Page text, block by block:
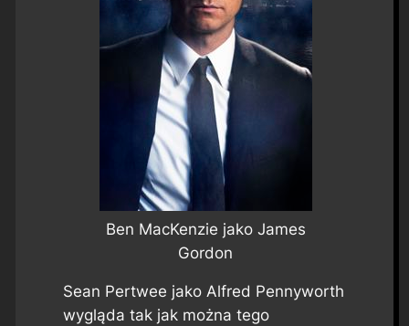
Ben MacKenzie jako James
Gordon
Sean Pertwee jako Alfred Pennyworth
wygląda tak jak można tego